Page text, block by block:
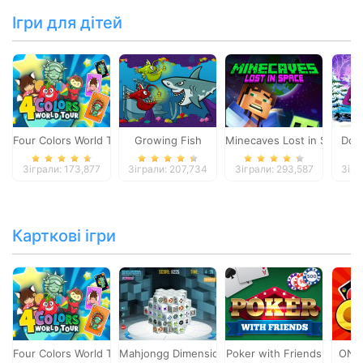
Ігри для дітей
Four Colors World Tour
Зіграли: 173,877
Growing Fish
Зіграли: 207,734
Minecaves Lost in Space
Зіграли: 293,587
Карткові ігри
Four Colors World TourMahjongg DimensionsPoker with Friends